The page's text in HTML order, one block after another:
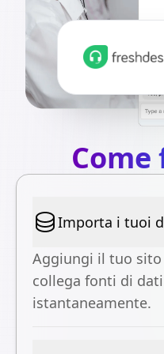
Importa i tuoi
Aggiungi il tuo sito
collega fonti di
istantaneamente.